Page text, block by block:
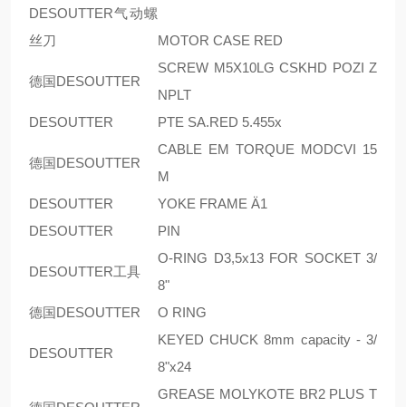
DESOUTTER气动螺
丝刀
MOTOR CASE RED
德国DESOUTTER
SCREW M5X10LG CSKHD POZI Z
NPLT
DESOUTTER
PTE SA.RED 5.455x
德国DESOUTTER
CABLE EM TORQUE MODCVI 15
M
DESOUTTER
YOKE FRAME Ä1
DESOUTTER
PIN
DESOUTTER工具
O-RING D3,5x13 FOR SOCKET 3/
8"
德国DESOUTTER
O RING
DESOUTTER
KEYED CHUCK 8mm capacity - 3/
8"x24
GREASE MOLYKOTE BR2 PLUS T